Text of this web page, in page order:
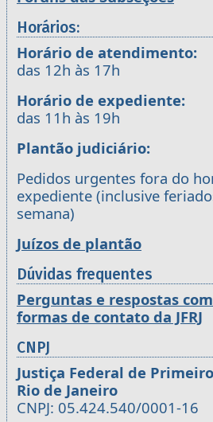
Horários:
Horário de atendimento:
das 12h às 17h
Horário de expediente:
das 11h às 19h
Plantão judiciário:
Pedidos urgentes fora do
expediente (inclusive
semana)
Juízos de plantão
Dúvidas frequentes
Perguntas e respostas
formas de contato da JFRJ
CNPJ
Justiça Federal de
Rio de Janeiro
CNPJ: 05.424.540/0001-16